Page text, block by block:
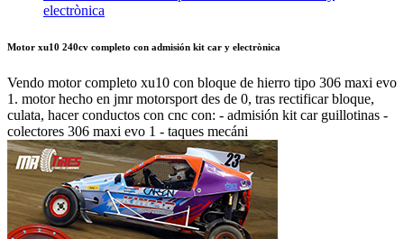
1. motor hecho en jmr motorsport des de 0, tras rectificar bloque,
culata, hacer conductos con cnc con: - admisión kit car guillotinas -
colectores 306 maxi evo 1 - taques mecáni